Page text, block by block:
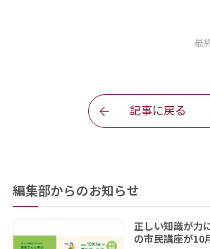
最
記事に戻る
編集部からのお知らせ
正しい知識が力
の市民講座が10